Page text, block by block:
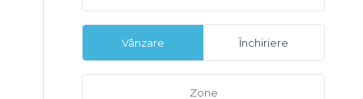
Vânzare Închiriere